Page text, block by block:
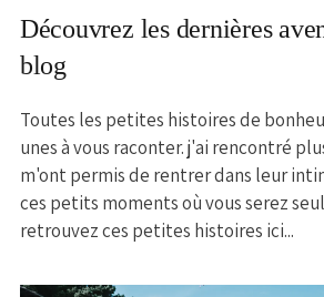
Découvrez les dernières
blog
Toutes les petites histoires de
unes à vous raconter. j'ai rencontré
m'ont permis de rentrer dans leur
ces petits moments où vous serez
retrouvez ces petites histoires ici...